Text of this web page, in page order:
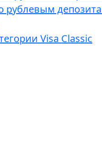
рублевым
Visa Classic